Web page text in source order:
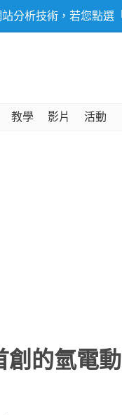
分析技術，若您點選
教學 影片 活動
的氫電